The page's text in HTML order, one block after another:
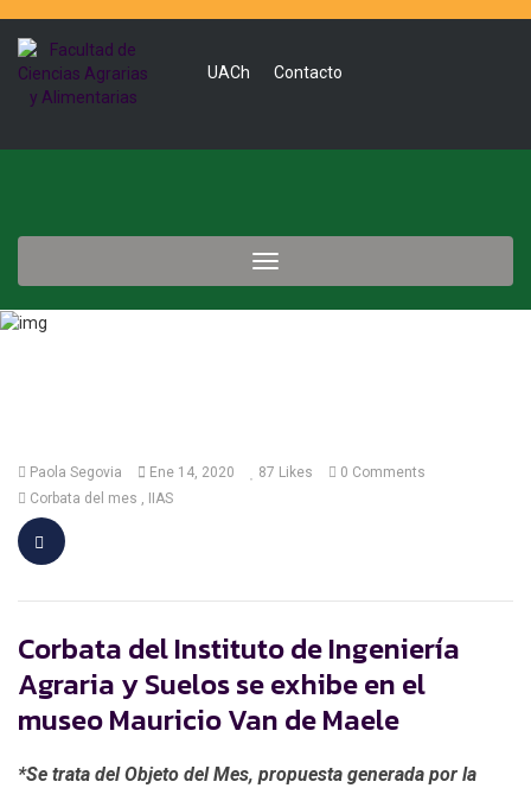
UACh Contacto
Toggle
navigation
Paola Segovia Ene 14, 2020 87 Likes
0 Comments
Corbata del mes
IIAS
Corbata del Instituto de Ingeniería
Agraria y Suelos se exhibe en el
museo Mauricio Van de Maele
*Se trata del Objeto del Mes, propuesta generada por la